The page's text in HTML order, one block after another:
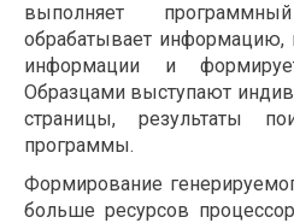
выполняет
обрабатывает информацию,
информации и
Образцами выступают
страницы, результаты
программы.
Формирование
больше ресурсов